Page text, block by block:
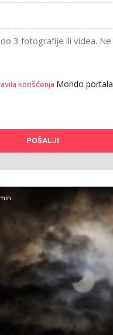
3 fotografije ili videa.
korišćenja Mondo
POŠALJI